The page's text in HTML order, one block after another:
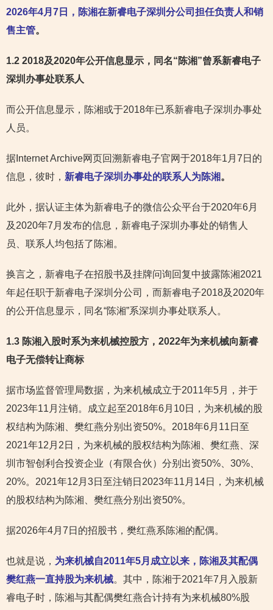
2026年4月7日，陈湘在新睿电子深圳分公司担任负责人和销
售主管。
1.2 2018及2020年公开信息显示，同名“陈湘”曾系新睿电子
深圳办事处联系人
而公开信息显示，陈湘或于2018年已系新睿电子深圳办事处
人员。
据Internet Archive网页回溯新睿电子官网于2018年1月7日的
信息，彼时， 新睿电子深圳办事处的联系人为陈湘。
此外，据认证主体为新睿电子的微信公众平台于2020年6月
及2020年7月发布的信息，新睿电子深圳办事处的销售人
员、联系人均包括了陈湘。
换言之，新睿电子在招股书及挂牌问询回复中披露陈湘2021
年起任职于新睿电子深圳分公司，而新睿电子2018及2020年
的公开信息显示，同名“陈湘”系深圳办事处联系人。
1.3 陈湘入股时系为来机械控股方，2022年为来机械向新睿
电子无偿转让商标
据市场监督管理局数据，为来机械成立于2011年5月，并于
2023年11月注销。成立起至2018年6月10日，为来机械的股
权结构为陈湘、樊红燕分别出资50%。2018年6月11日至
2021年12月2日，为来机械的股权结构为陈湘、樊红燕、深
圳市智创利合投资企业（有限合伙）分别出资50%、30%、
20%。2021年12月3日至注销日2023年11月14日，为来机械
的股权结构为陈湘、樊红燕分别出资50%。
据2026年4月7日的招股书，樊红燕系陈湘的配偶。
也就是说， 为来机械自2011年5月成立以来，陈湘及其配偶
樊红燕一直持股为来机械。其中，陈湘于2021年7月入股新
睿电子时，陈湘与其配偶樊红燕合计持有为来机械80%股